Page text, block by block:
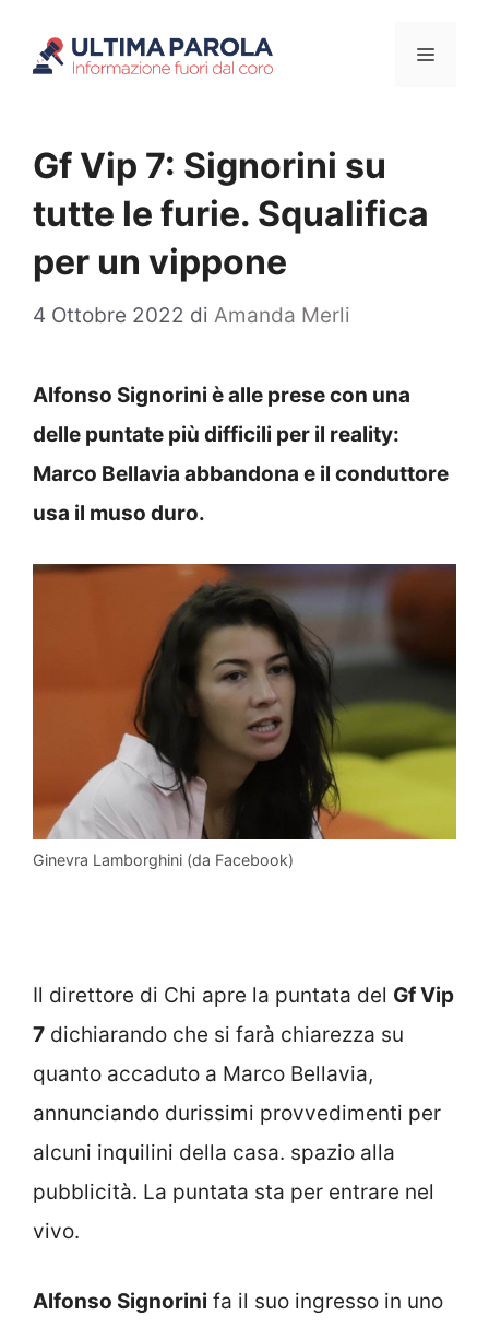
Menu
Gf Vip 7: Signorini su
tutte le furie. Squalifica
per un vippone
4 Ottobre 2022 di Amanda Merli
Alfonso Signorini è alle prese con una
delle puntate più difficili per il reality:
Marco Bellavia abbandona e il conduttore
usa il muso duro.
Ginevra Lamborghini (da Facebook)
Il direttore di Chi apre la puntata del Gf Vip
7 dichiarando che si farà chiarezza su
quanto accaduto a Marco Bellavia,
annunciando durissimi provvedimenti per
alcuni inquilini della casa. spazio alla
pubblicità. La puntata sta per entrare nel
vivo.
Alfonso Signorini fa il suo ingresso in uno